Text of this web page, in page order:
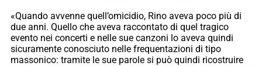
«Quando avvenne quell’omicidio, Rino aveva poco più di
due anni. Quello che aveva raccontato di quel tragico
evento nei concerti e nelle sue canzoni lo aveva quindi
sicuramente conosciuto nelle frequentazioni di tipo
massonico: tramite le sue parole si può quindi ricostruire